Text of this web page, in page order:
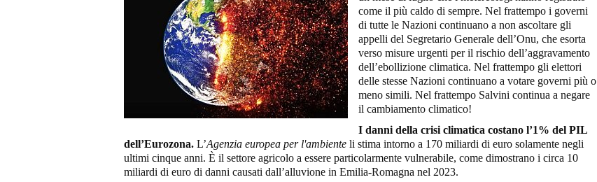
come il più caldo di sempre. Nel frattempo i governi
di tutte le Nazioni continuano a non ascoltare gli
appelli del Segretario Generale dell’Onu, che esorta
verso misure urgenti per il rischio dell’aggravamento
dell’ebollizione climatica. Nel frattempo gli elettori
delle stesse Nazioni continuano a votare governi più o
meno simili. Nel frattempo Salvini continua a negare
il cambiamento climatico!
I danni della crisi climatica costano l’1% del PIL
dell’Eurozona. L’Agenzia europea per l'ambiente li stima intorno a 170 miliardi di euro solamente negli
ultimi cinque anni. È il settore agricolo a essere particolarmente vulnerabile, come dimostrano i circa 10
miliardi di euro di danni causati dall’alluvione in Emilia-Romagna nel 2023.